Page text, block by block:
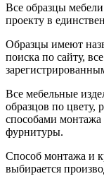
Все образцы
проекту в
Образцы имеют
поиска по сайту,
Все мебельные
образцов по цвету,
способами
фурнитуры.
Способ монтажа и
выбирается